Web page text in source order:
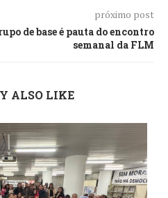
próximo post
de base é pauta do encontro
semanal da FLM
ALSO LIKE